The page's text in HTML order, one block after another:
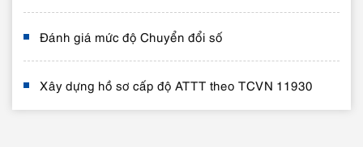
Đánh giá mức độ Chuyển đổi số
Xây dựng hồ sơ cấp độ ATTT theo TCVN 11930